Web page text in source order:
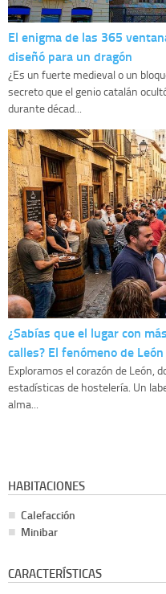
El enigma de las 365
diseñó para un dragón
¿Es un fuerte medieval o un
secreto que el genio catalán
durante décad...
¿Sabías que el lugar con
calles? El fenómeno de
Exploramos el corazón de León,
estadísticas de hostelería. Un
alma...
HABITACIONES
Calefacción
Minibar
CARACTERÍSTICAS